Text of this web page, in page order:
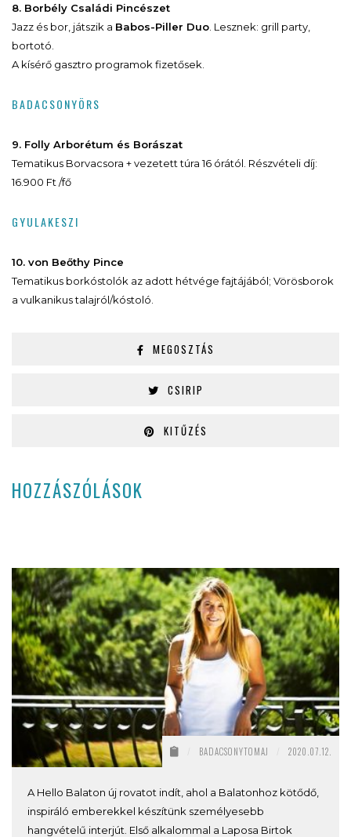
8. Borbély Családi Pincészet
Jazz és bor, játszik a Babos-Piller Duo . Lesznek: grill party,
bortotó.
A kísérő gasztro programok fizetősek.
BADACSONYÖRS
9. Folly Arborétum és Borászat
Tematikus Borvacsora + vezetett túra 16 órától. Részvételi díj:
16.900 Ft /fő
GYULAKESZI
10. von Beőthy Pince
Tematikus borkóstolók az adott hétvége fajtájából; Vörösborok
a vulkanikus talajról/kóstoló.
MEGOSZTÁS
CSIRIP
KITŰZÉS
HOZZÁSZÓLÁSOK
BADACSONYTOMAJ 2020.07.12.
A Hello Balaton új rovatot indít, ahol a Balatonhoz kötődő,
inspiráló emberekkel készítünk személyesebb
hangvételű interjút. Első alkalommal a Laposa Birtok